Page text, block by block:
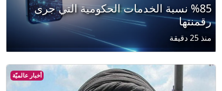
%85 نسبة الخدمات الحكومية التي جرى
رقمنتها
منذ 25 دقيقة
أخبار عالميّة